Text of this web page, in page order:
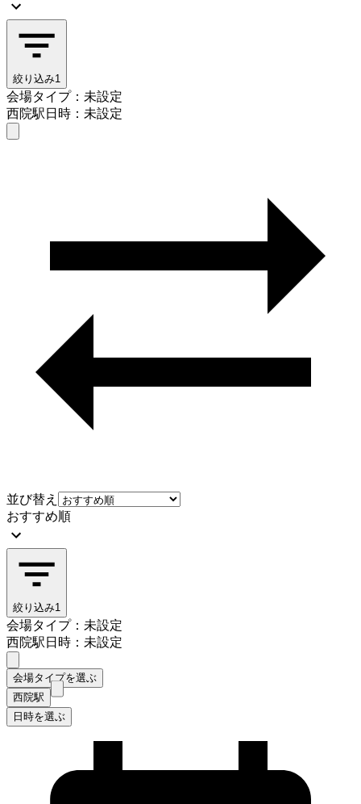
絞り込み1
会場タイプ：未設定
西院駅日時：未設定
並び替え
おすすめ順
絞り込み1
会場タイプ：未設定
西院駅日時：未設定
会場タイプを選ぶ
西院駅
日時を選ぶ